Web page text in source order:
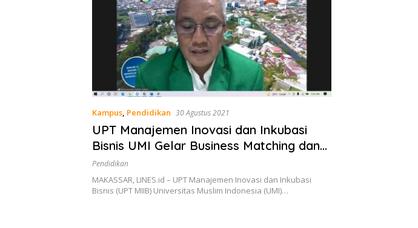
Kampus, Pendidikan 30 Agustus 2021
UPT Manajemen Inovasi dan Inkubasi
Bisnis UMI Gelar Business Matching dan
Match Making
Pendidikan
MAKASSAR, LINES.id – UPT Manajemen Inovasi dan Inkubasi
Bisnis (UPT MIIB) Universitas Muslim Indonesia (UMI)…